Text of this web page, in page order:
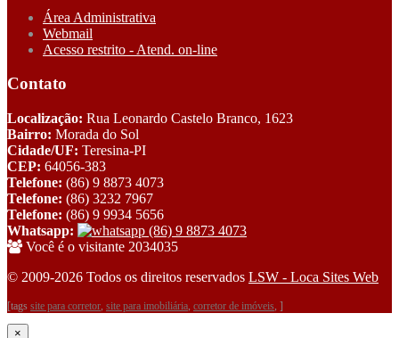
Área Administrativa
Webmail
Acesso restrito - Atend. on-line
Contato
Localização: Rua Leonardo Castelo Branco, 1623
Bairro: Morada do Sol
Cidade/UF: Teresina-PI
CEP: 64056-383
Telefone: (86) 9 8873 4073
Telefone: (86) 3232 7967
Telefone: (86) 9 9934 5656
Whatsapp:
(86) 9 8873 4073
Você é o visitante 2034035
© 2009-2026 Todos os direitos reservados LSW - Loca Sites Web
[tags site para corretor, site para imobiliária, corretor de imóveis, ]
×